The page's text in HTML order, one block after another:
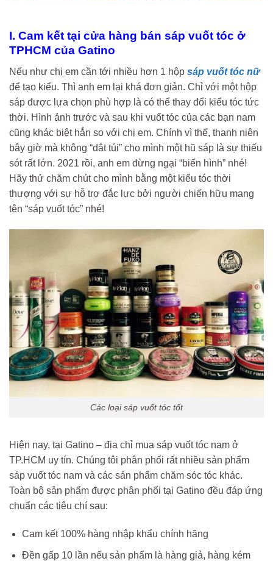
I. Cam kết tại cửa hàng bán sáp vuốt tóc ở
TPHCM của Gatino
Nếu như chị em cần tới nhiều hơn 1 hộp sáp vuốt tóc nữ
để tạo kiểu. Thì anh em lại khá đơn giản. Chỉ với một hộp
sáp được lựa chọn phù hợp là có thể thay đổi kiểu tóc tức
thời. Hình ảnh trước và sau khi vuốt tóc của các bạn nam
cũng khác biệt hẳn so với chị em. Chính vì thế, thanh niên
bây giờ mà không “dắt túi” cho mình một hũ sáp là sự thiếu
sót rất lớn. 2021 rồi, anh em đừng ngại “biến hình” nhé!
Hãy thử chăm chút cho mình bằng một kiểu tóc thời
thượng với sự hỗ trợ đắc lực bởi người chiến hữu mang
tên “sáp vuốt tóc” nhé!
Các loại sáp vuốt tóc tốt
Hiện nay, tại Gatino – địa chỉ mua sáp vuốt tóc nam ở
TP.HCM uy tín. Chúng tôi phân phối rất nhiều sản phẩm
sáp vuốt tóc nam và các sản phẩm chăm sóc tóc khác.
Toàn bộ sản phẩm được phân phối tại Gatino đều đáp ứng
chuẩn các tiêu chí sau:
Cam kết 100% hàng nhập khẩu chính hãng
Đền gấp 10 lần nếu sản phẩm là hàng giả, hàng kém